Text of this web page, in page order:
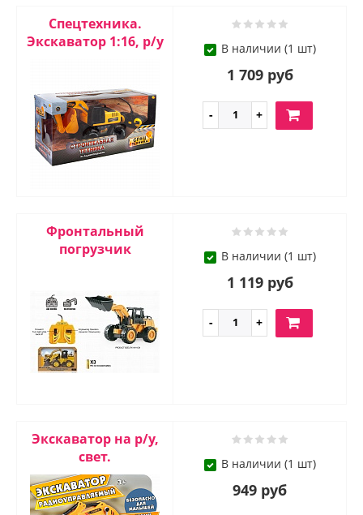
Спецтехника.
Экскаватор 1:16, р/у
В наличии (1 шт)
1 709 руб
Фронтальный
погрузчик
В наличии (1 шт)
1 119 руб
Экскаватор на р/у,
свет.
В наличии (1 шт)
949 руб